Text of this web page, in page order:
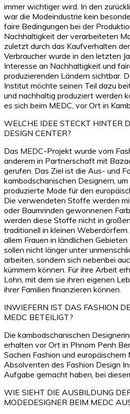
immer wichtiger wird. In den
war die Modeindustrie kein
faire Bedingungen bei der
Nachhaltigkeit der verarbeiteten
zuletzt durch das Kaufverhalten
Verbraucher wurde in den letzten
Interesse an Nachhaltigkeit und
produzierenden Ländern sichtbar.
Institut möchte seinen Teil dazu
und nachhaltig produziert werden
es sich beim MEDC, vor Ort in
WELCHE IDEE STECKT HINTER
DESIGN CENTER?
Das MEDC-Projekt wurde vom
anderem in Partnerschaft mit
gerufen. Das Ziel ist die Aus- und
kambodschanischen Designern,
produzierte Mode für den
Die verwendeten Stoffe werden
oder Baumrinden gewonnenen
werden diese Stoffe nicht in
traditionell in kleinen
allem Frauen in ländlichen
sollen nicht länger unter
arbeiten, sondern sich nebenbei
kümmern können. Für ihre Arbeit
Lohn, mit dem sie ihren eigenen
ihrer Familien finanzieren können.
INWIEFERN IST DAS FASHION
MEDC BETEILIGT?
Die kambodschanischen
erhalten vor Ort in Phnom Penh
Sachen Fashion und
Absolventen des Fashion Design
Aufgabe gemacht haben, bei
WIE SIEHT DIE AUSBILDUNG
MODEDESIGNER BEIM MEDC